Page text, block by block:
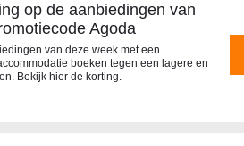
op de aanbiedingen van
Agoda
van deze week met een
boeken tegen een lagere en
Bekijk hier de korting.